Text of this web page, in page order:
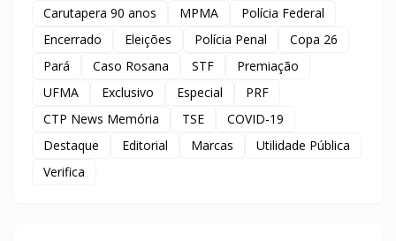
Carutapera 90 anos
MPMA
Polícia Federal
Encerrado
Eleições Polícia Penal
Copa 26
Pará
Caso Rosana STF
Premiação
UFMA
Exclusivo Especial
PRF
CTP News Memória
TSE
COVID-19
Destaque
Editorial Marcas
Utilidade Pública
Verifica